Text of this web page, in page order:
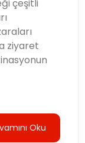
çeşitli
ziyaret
Oku